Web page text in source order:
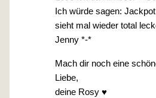
Ich würde sagen:
sieht mal wieder total
Jenny *-*
Mach dir noch eine
Liebe,
deine Rosy ♥